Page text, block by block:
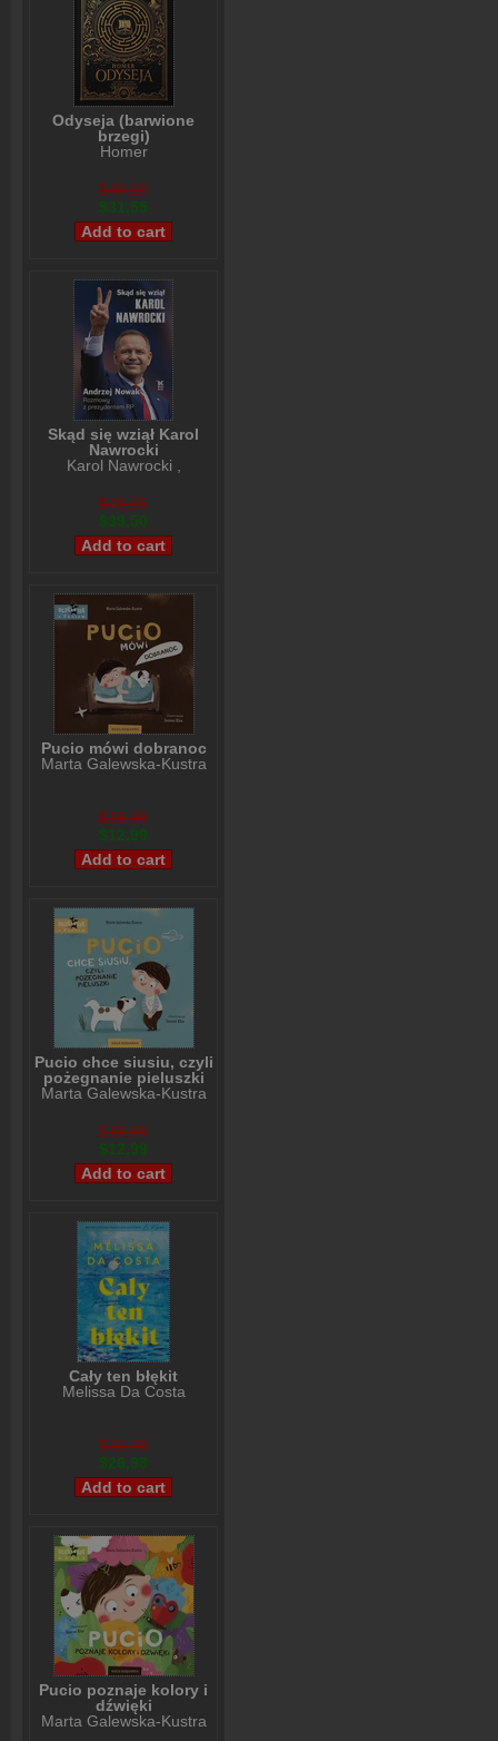
Odyseja (barwione
brzegi)
Homer
$40,10
$31,55
Skąd się wziął Karol
Nawrocki
Karol Nawrocki
$49,65
$39,50
Pucio mówi dobranoc
Marta Galewska-Kustra
$15,99
$12,99
Pucio chce siusiu, czyli
pożegnanie pieluszki
Marta Galewska-Kustra
$15,99
$12,99
Cały ten błękit
Melissa Da Costa
$32,79
$26,98
Pucio poznaje kolory i
dźwięki
Marta Galewska-Kustra